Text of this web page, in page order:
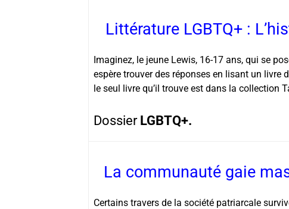
Littérature LGBTQ+ :
Imaginez, le jeune Lewis, 16-17 ans, qui se
espère trouver des réponses en lisant un
le seul livre qu’il trouve est dans la collection
Dossier LGBTQ+.
La communauté gaie
Certains travers de la société patriarcale